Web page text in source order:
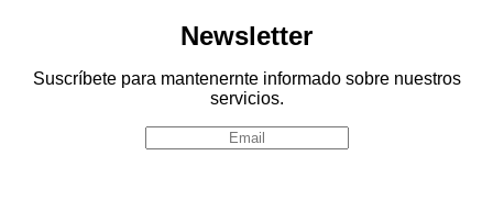
Newsletter
Suscríbete para mantenernte informado sobre nuestros
servicios.